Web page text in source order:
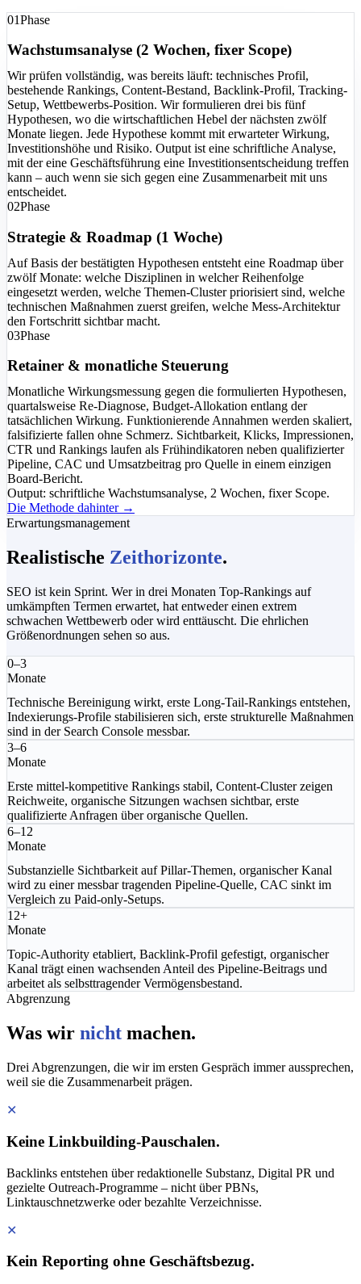
01Phase
Wachstumsanalyse (2 Wochen, fixer Scope)
Wir prüfen vollständig, was bereits läuft: technisches Profil,
bestehende Rankings, Content-Bestand, Backlink-Profil, Tracking-
Setup, Wettbewerbs-Position. Wir formulieren drei bis fünf
Hypothesen, wo die wirtschaftlichen Hebel der nächsten zwölf
Monate liegen. Jede Hypothese kommt mit erwarteter Wirkung,
Investitionshöhe und Risiko. Output ist eine schriftliche Analyse,
mit der eine Geschäftsführung eine Investitionsentscheidung treffen
kann – auch wenn sie sich gegen eine Zusammenarbeit mit uns
entscheidet.
02Phase
Strategie & Roadmap (1 Woche)
Auf Basis der bestätigten Hypothesen entsteht eine Roadmap über
zwölf Monate: welche Disziplinen in welcher Reihenfolge
eingesetzt werden, welche Themen-Cluster priorisiert sind, welche
technischen Maßnahmen zuerst greifen, welche Mess-Architektur
den Fortschritt sichtbar macht.
03Phase
Retainer & monatliche Steuerung
Monatliche Wirkungsmessung gegen die formulierten Hypothesen,
quartalsweise Re-Diagnose, Budget-Allokation entlang der
tatsächlichen Wirkung. Funktionierende Annahmen werden skaliert,
falsifizierte fallen ohne Schmerz. Sichtbarkeit, Klicks, Impressionen,
CTR und Rankings laufen als Frühindikatoren neben qualifizierter
Pipeline, CAC und Umsatzbeitrag pro Quelle in einem einzigen
Board-Bericht.
Output: schriftliche Wachstumsanalyse, 2 Wochen, fixer Scope.
Die Methode dahinter →
Erwartungsmanagement
Realistische Zeithorizonte.
SEO ist kein Sprint. Wer in drei Monaten Top-Rankings auf
umkämpften Termen erwartet, hat entweder einen extrem
schwachen Wettbewerb oder wird enttäuscht. Die ehrlichen
Größenordnungen sehen so aus.
0–3
Monate
Technische Bereinigung wirkt, erste Long-Tail-Rankings entstehen,
Indexierungs-Profile stabilisieren sich, erste strukturelle Maßnahmen
sind in der Search Console messbar.
3–6
Monate
Erste mittel-kompetitive Rankings stabil, Content-Cluster zeigen
Reichweite, organische Sitzungen wachsen sichtbar, erste
qualifizierte Anfragen über organische Quellen.
6–12
Monate
Substanzielle Sichtbarkeit auf Pillar-Themen, organischer Kanal
wird zu einer messbar tragenden Pipeline-Quelle, CAC sinkt im
Vergleich zu Paid-only-Setups.
12+
Monate
Topic-Authority etabliert, Backlink-Profil gefestigt, organischer
Kanal trägt einen wachsenden Anteil des Pipeline-Beitrags und
arbeitet als selbsttragender Vermögensbestand.
Abgrenzung
Was wir nicht machen.
Drei Abgrenzungen, die wir im ersten Gespräch immer aussprechen,
weil sie die Zusammenarbeit prägen.
✕
Keine Linkbuilding-Pauschalen.
Backlinks entstehen über redaktionelle Substanz, Digital PR und
gezielte Outreach-Programme – nicht über PBNs,
Linktauschnetzwerke oder bezahlte Verzeichnisse.
✕
Kein Reporting ohne Geschäftsbezug.